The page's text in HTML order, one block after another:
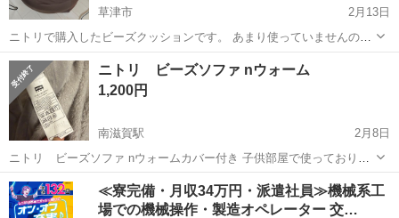
草津市
2月13日
ニトリで購入したビーズクッションです。 あまり使っていませんの
で、外のカバーは綺麗です。 サイズ（約） 縦65 横65 高さ45 中のビ
ーズクッションの布にシミあり 中古品でご理解いただける方 よろしく
お願いします。
滋賀 草津市 ソファ ビーズクッション
ニトリ ビーズソファ nウォーム
1,200円
南滋賀駅
2月8日
ニトリ ビーズソファ nウォームカバー付き 子供部屋で使っておりま
した。 8カ月ほどの使用です。 まだまだお使いいただけます(^^)
滋賀 大津市 南滋賀駅 ソファ ニトリ
≪寮完備・月収34万円・派遣社員≫機械系工
場での機械操作・製造オペレーター 交…